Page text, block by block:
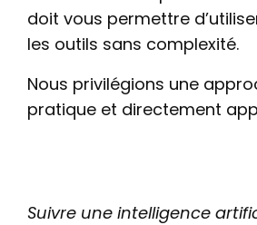
doit vous permettre
les outils sans complexité.
Nous privilégions une
pratique et directement
Suivre une intelligence